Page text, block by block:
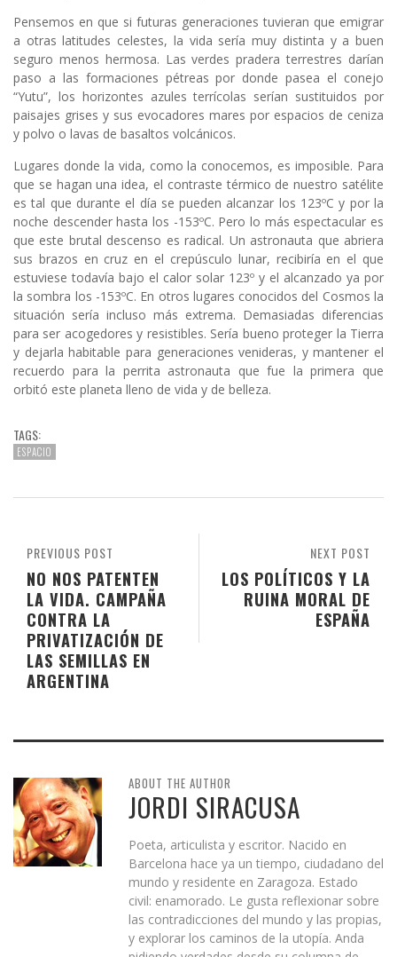
Pensemos en que si futuras generaciones tuvieran que emigrar
a otras latitudes celestes, la vida sería muy distinta y a buen
seguro menos hermosa. Las verdes pradera terrestres darían
paso a las formaciones pétreas por donde pasea el conejo
“Yutu”, los horizontes azules terrícolas serían sustituidos por
paisajes grises y sus evocadores mares por espacios de ceniza
y polvo o lavas de basaltos volcánicos.
Lugares donde la vida, como la conocemos, es imposible. Para
que se hagan una idea, el contraste térmico de nuestro satélite
es tal que durante el día se pueden alcanzar los 123ºC y por la
noche descender hasta los -153ºC. Pero lo más espectacular es
que este brutal descenso es radical. Un astronauta que abriera
sus brazos en cruz en el crepúsculo lunar, recibiría en el que
estuviese todavía bajo el calor solar 123º y el alcanzado ya por
la sombra los -153ºC. En otros lugares conocidos del Cosmos la
situación sería incluso más extrema. Demasiadas diferencias
para ser acogedores y resistibles. Sería bueno proteger la Tierra
y dejarla habitable para generaciones venideras, y mantener el
recuerdo para la perrita astronauta que fue la primera que
orbitó este planeta lleno de vida y de belleza.
TAGS:
ESPACIO
NEXT POST
LOS POLÍTICOS Y LA
RUINA MORAL DE
ESPAÑA
PREVIOUS POST
NO NOS PATENTEN
LA VIDA. CAMPAÑA
CONTRA LA
PRIVATIZACIÓN DE
LAS SEMILLAS EN
ARGENTINA
ABOUT THE AUTHOR
JORDI SIRACUSA
Poeta, articulista y escritor. Nacido en
Barcelona hace ya un tiempo, ciudadano del
mundo y residente en Zaragoza. Estado
civil: enamorado. Le gusta reflexionar sobre
las contradicciones del mundo y las propias,
y explorar los caminos de la utopía. Anda